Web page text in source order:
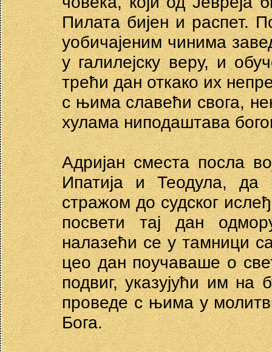
Пилата бијен и распет.
уобичајеним чинима
у галилејску веру, и
трећи дан откако их
с њима славећи свога,
хулама ниподаштава
Адријан сместа посла
Ипатија и Теодула,
стражом до судског
посвети тај дан
налазећи се у тамници
цео дан поучаваше о
подвиг, указујући им на
проведе с њима у
Бога.